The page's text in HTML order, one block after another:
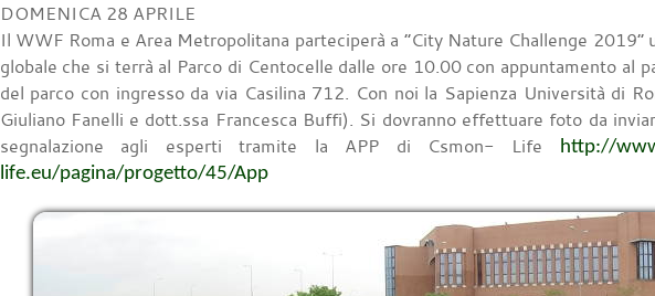
DOMENICA 28 APRILE
Il WWF Roma e Area Metropolitana parteciperà a “City Nature Challenge 2019”
globale che si terrà al Parco di Centocelle dalle ore 10.00 con appuntamento al
del parco con ingresso da via Casilina 712. Con noi la Sapienza Università di
Giuliano Fanelli e dott.ssa Francesca Buffi). Si dovranno effettuare foto da
segnalazione agli esperti tramite la APP di Csmon- Life
http://
life.eu/pagina/progetto/45/App